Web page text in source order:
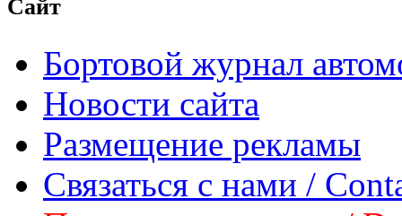
Сайт
Бортовой журнал
Новости сайта
Размещение рекламы
Связаться с нами /